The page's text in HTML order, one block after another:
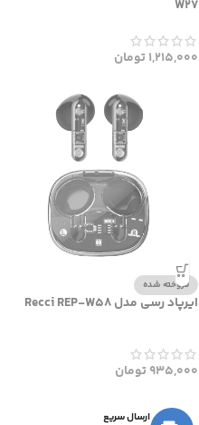
W27
1,215,000تومان
فروخته شده
ایرپاد رسی مدل Recci REP-W58
935,000تومان
ارسال سریع